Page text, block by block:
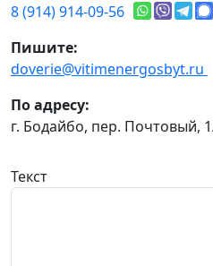
8 (914) 914-09-56
Пишите:
doverie@vitimenergosbyt.ru
По адресу:
г. Бодайбо, пер. Почтовый,
Текст